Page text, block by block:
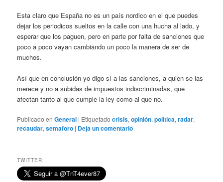
Esta claro que España no es un país nordico en el que puedes
dejar los periodicos sueltos en la calle con una hucha al lado, y
esperar que los paguen, pero en parte por falta de sanciones que
poco a poco vayan cambiando un poco la manera de ser de
muchos.
Así que en conclusión yo digo sí a las sanciones, a quien se las
merece y no a subidas de impuestos indiscriminadas, que
afectan tanto al que cumple la ley como al que no.
Publicado en General | Etiquetado crisis,opinión,política,radar,
recaudar,semaforo | Deja un comentario
TWITTER